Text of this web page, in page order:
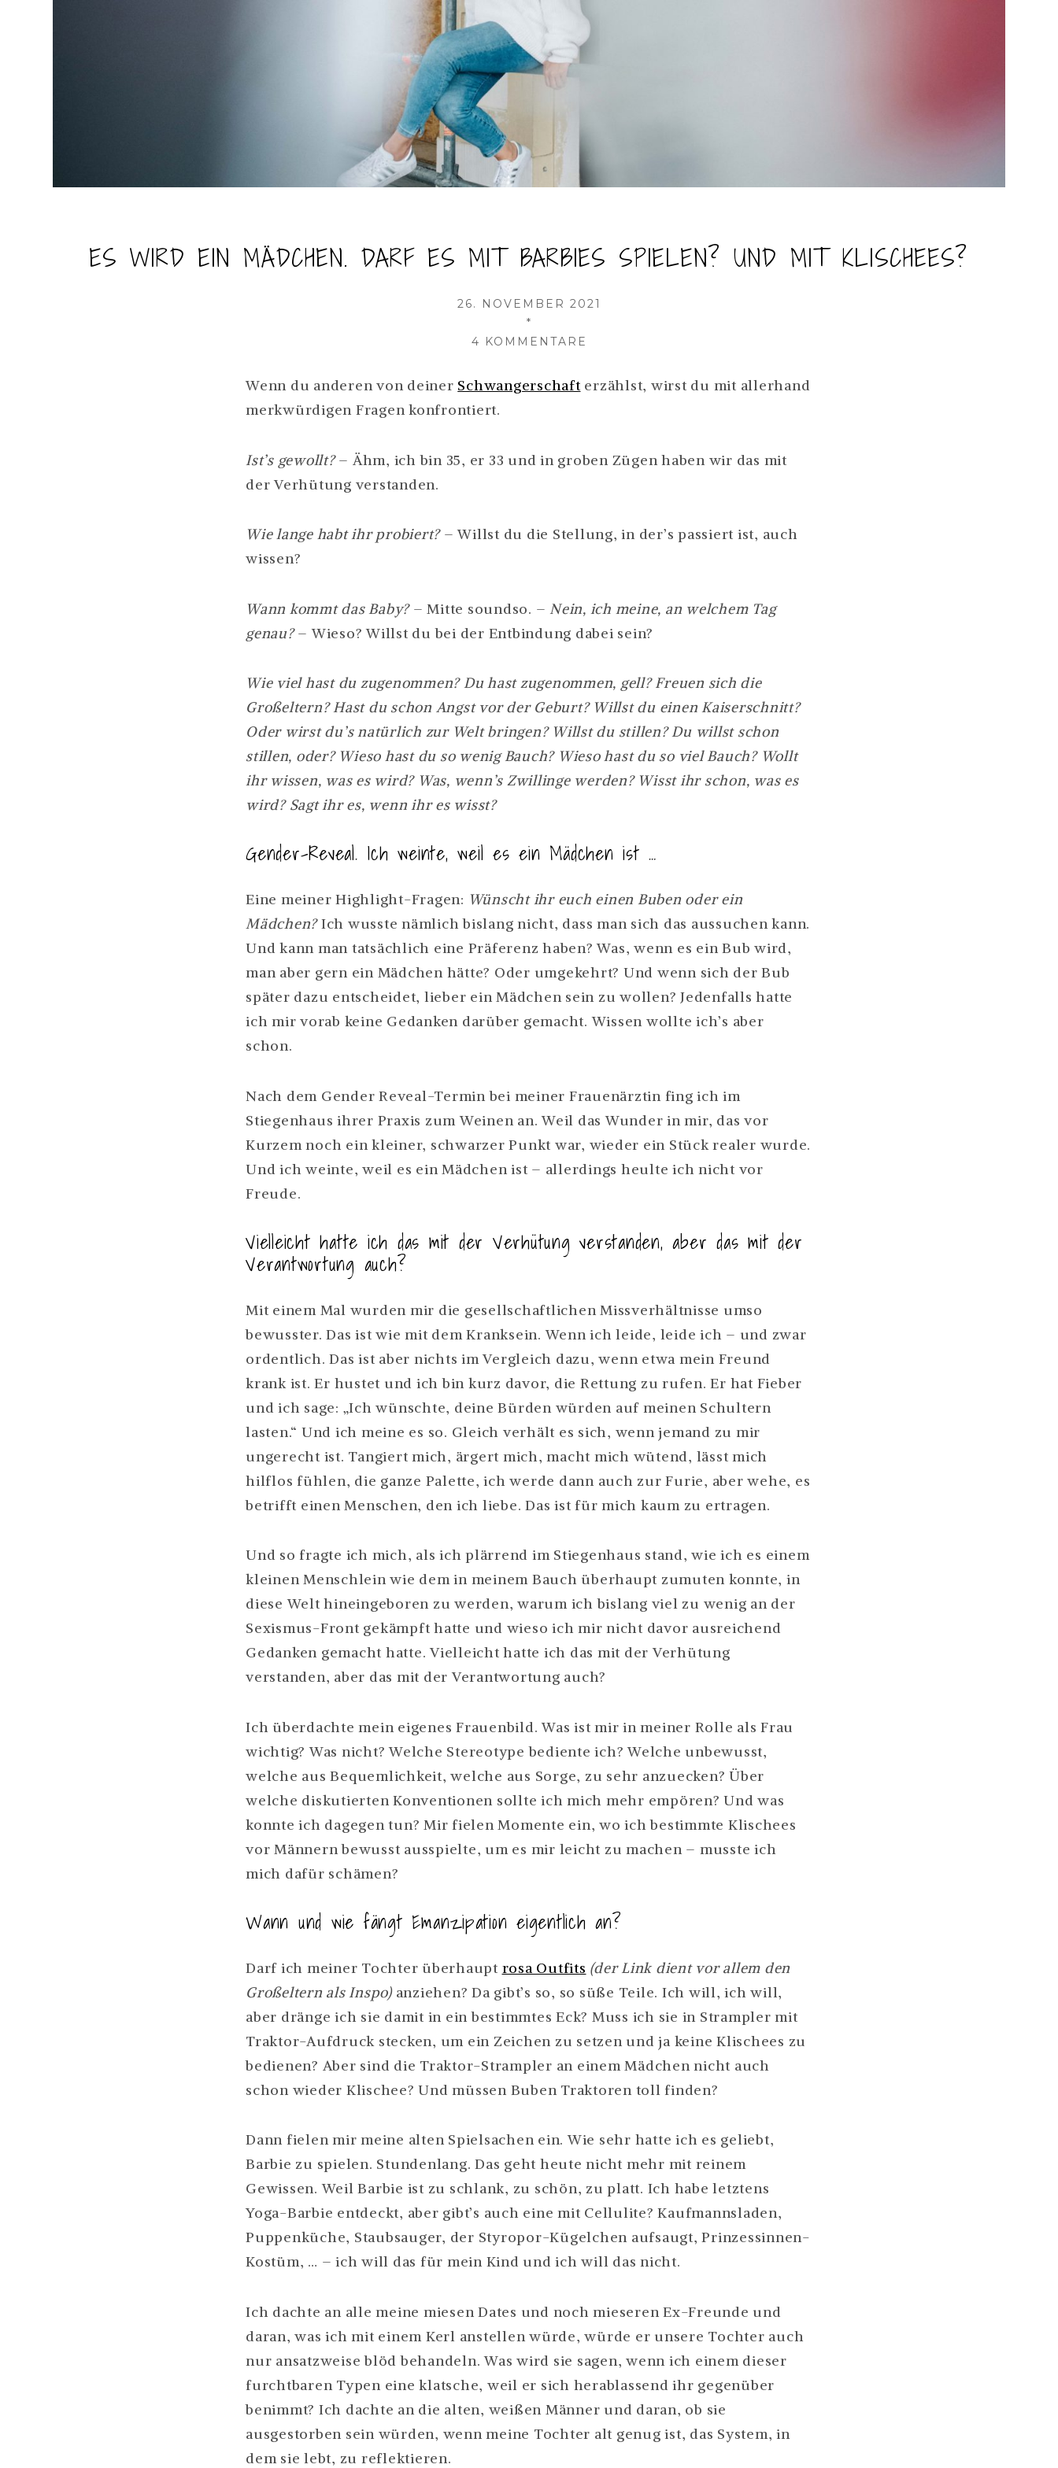
ES WIRD EIN MÄDCHEN. DARF ES MIT BARBIES SPIELEN? UND MIT KLISCHEES?
VERÖFFENTLICHT
26. NOVEMBER 2021
AUTOR
*
4 KOMMENTARE
WIRD
UND
Wenn du anderen von deiner Schwangerschaft erzählst, wirst du mit allerhand
merkwürdigen Fragen konfrontiert.
Ist’s gewollt?– Ähm, ich bin 35, er 33 und in groben Zügen haben wir das mit
der Verhütung verstanden.
Wie lange habt ihr probiert?– Willst du die Stellung, in der’s passiert ist, auch
wissen?
Wann kommt das Baby?– Mitte soundso. – Nein, ich meine, an welchem Tag
genau?– Wieso? Willst du bei der Entbindung dabei sein?
Wie viel hast du zugenommen? Du hast zugenommen, gell? Freuen sich die
Großeltern? Hast du schon Angst vor der Geburt? Willst du einen Kaiserschnitt?
Oder wirst du’s natürlich zur Welt bringen? Willst du stillen? Du willst schon
stillen, oder? Wieso hast du so wenig Bauch? Wieso hast du so viel Bauch? Wollt
ihr wissen, was es wird? Was, wenn’s Zwillinge werden? Wisst ihr schon, was es
wird? Sagt ihr es, wenn ihr es wisst?
Gender-Reveal. Ich weinte, weil es ein Mädchen ist …
Eine meiner Highlight-Fragen: Wünscht ihr euch einen Buben oder ein
Mädchen?Ich wusste nämlich bislang nicht, dass man sich das aussuchen kann.
Und kann man tatsächlich eine Präferenz haben? Was, wenn es ein Bub wird,
man aber gern ein Mädchen hätte? Oder umgekehrt? Und wenn sich der Bub
später dazu entscheidet, lieber ein Mädchen sein zu wollen? Jedenfalls hatte
ich mir vorab keine Gedanken darüber gemacht. Wissen wollte ich’s aber
schon.
Nach dem Gender Reveal-Termin bei meiner Frauenärztin fing ich im
Stiegenhaus ihrer Praxis zum Weinen an. Weil das Wunder in mir, das vor
Kurzem noch ein kleiner, schwarzer Punkt war, wieder ein Stück realer wurde.
Und ich weinte, weil es ein Mädchen ist – allerdings heulte ich nicht vor
Freude.
Vielleicht hatte ich das mit der Verhütung verstanden, aber das mit der
Verantwortung auch?
Mit einem Mal wurden mir die gesellschaftlichen Missverhältnisse umso
bewusster. Das ist wie mit dem Kranksein. Wenn ich leide, leide ich – und zwar
ordentlich. Das ist aber nichts im Vergleich dazu, wenn etwa mein Freund
krank ist. Er hustet und ich bin kurz davor, die Rettung zu rufen. Er hat Fieber
und ich sage: „Ich wünschte, deine Bürden würden auf meinen Schultern
lasten.“ Und ich meine es so. Gleich verhält es sich, wenn jemand zu mir
ungerecht ist. Tangiert mich, ärgert mich, macht mich wütend, lässt mich
hilflos fühlen, die ganze Palette, ich werde dann auch zur Furie, aber wehe, es
betrifft einen Menschen, den ich liebe. Das ist für mich kaum zu ertragen.
Und so fragte ich mich, als ich plärrend im Stiegenhaus stand, wie ich es einem
kleinen Menschlein wie dem in meinem Bauch überhaupt zumuten konnte, in
diese Welt hineingeboren zu werden, warum ich bislang viel zu wenig an der
Sexismus-Front gekämpft hatte und wieso ich mir nicht davor ausreichend
Gedanken gemacht hatte. Vielleicht hatte ich das mit der Verhütung
verstanden, aber das mit der Verantwortung auch?
Ich überdachte mein eigenes Frauenbild. Was ist mir in meiner Rolle als Frau
wichtig? Was nicht? Welche Stereotype bediente ich? Welche unbewusst,
welche aus Bequemlichkeit, welche aus Sorge, zu sehr anzuecken? Über
welche diskutierten Konventionen sollte ich mich mehr empören? Und was
konnte ich dagegen tun? Mir fielen Momente ein, wo ich bestimmte Klischees
vor Männern bewusst ausspielte, um es mir leicht zu machen – musste ich
mich dafür schämen?
Wann und wie fängt Emanzipation eigentlich an?
Darf ich meiner Tochter überhaupt rosa Outfits (der Link dient vor allem den
Großeltern als Inspo)anziehen? Da gibt’s so, so süße Teile. Ich will, ich will,
aber dränge ich sie damit in ein bestimmtes Eck? Muss ich sie in Strampler mit
Traktor-Aufdruck stecken, um ein Zeichen zu setzen und ja keine Klischees zu
bedienen? Aber sind die Traktor-Strampler an einem Mädchen nicht auch
schon wieder Klischee? Und müssen Buben Traktoren toll finden?
Dann fielen mir meine alten Spielsachen ein. Wie sehr hatte ich es geliebt,
Barbie zu spielen. Stundenlang. Das geht heute nicht mehr mit reinem
Gewissen. Weil Barbie ist zu schlank, zu schön, zu platt. Ich habe letztens
Yoga-Barbie entdeckt, aber gibt’s auch eine mit Cellulite? Kaufmannsladen,
Puppenküche, Staubsauger, der Styropor-Kügelchen aufsaugt, Prinzessinnen-
Kostüm, … – ich will das für mein Kind und ich will das nicht.
Ich dachte an alle meine miesen Dates und noch mieseren Ex-Freunde und
daran, was ich mit einem Kerl anstellen würde, würde er unsere Tochter auch
nur ansatzweise blöd behandeln. Was wird sie sagen, wenn ich einem dieser
furchtbaren Typen eine klatsche, weil er sich herablassend ihr gegenüber
benimmt? Ich dachte an die alten, weißen Männer und daran, ob sie
ausgestorben sein würden, wenn meine Tochter alt genug ist, das System, in
dem sie lebt, zu reflektieren.